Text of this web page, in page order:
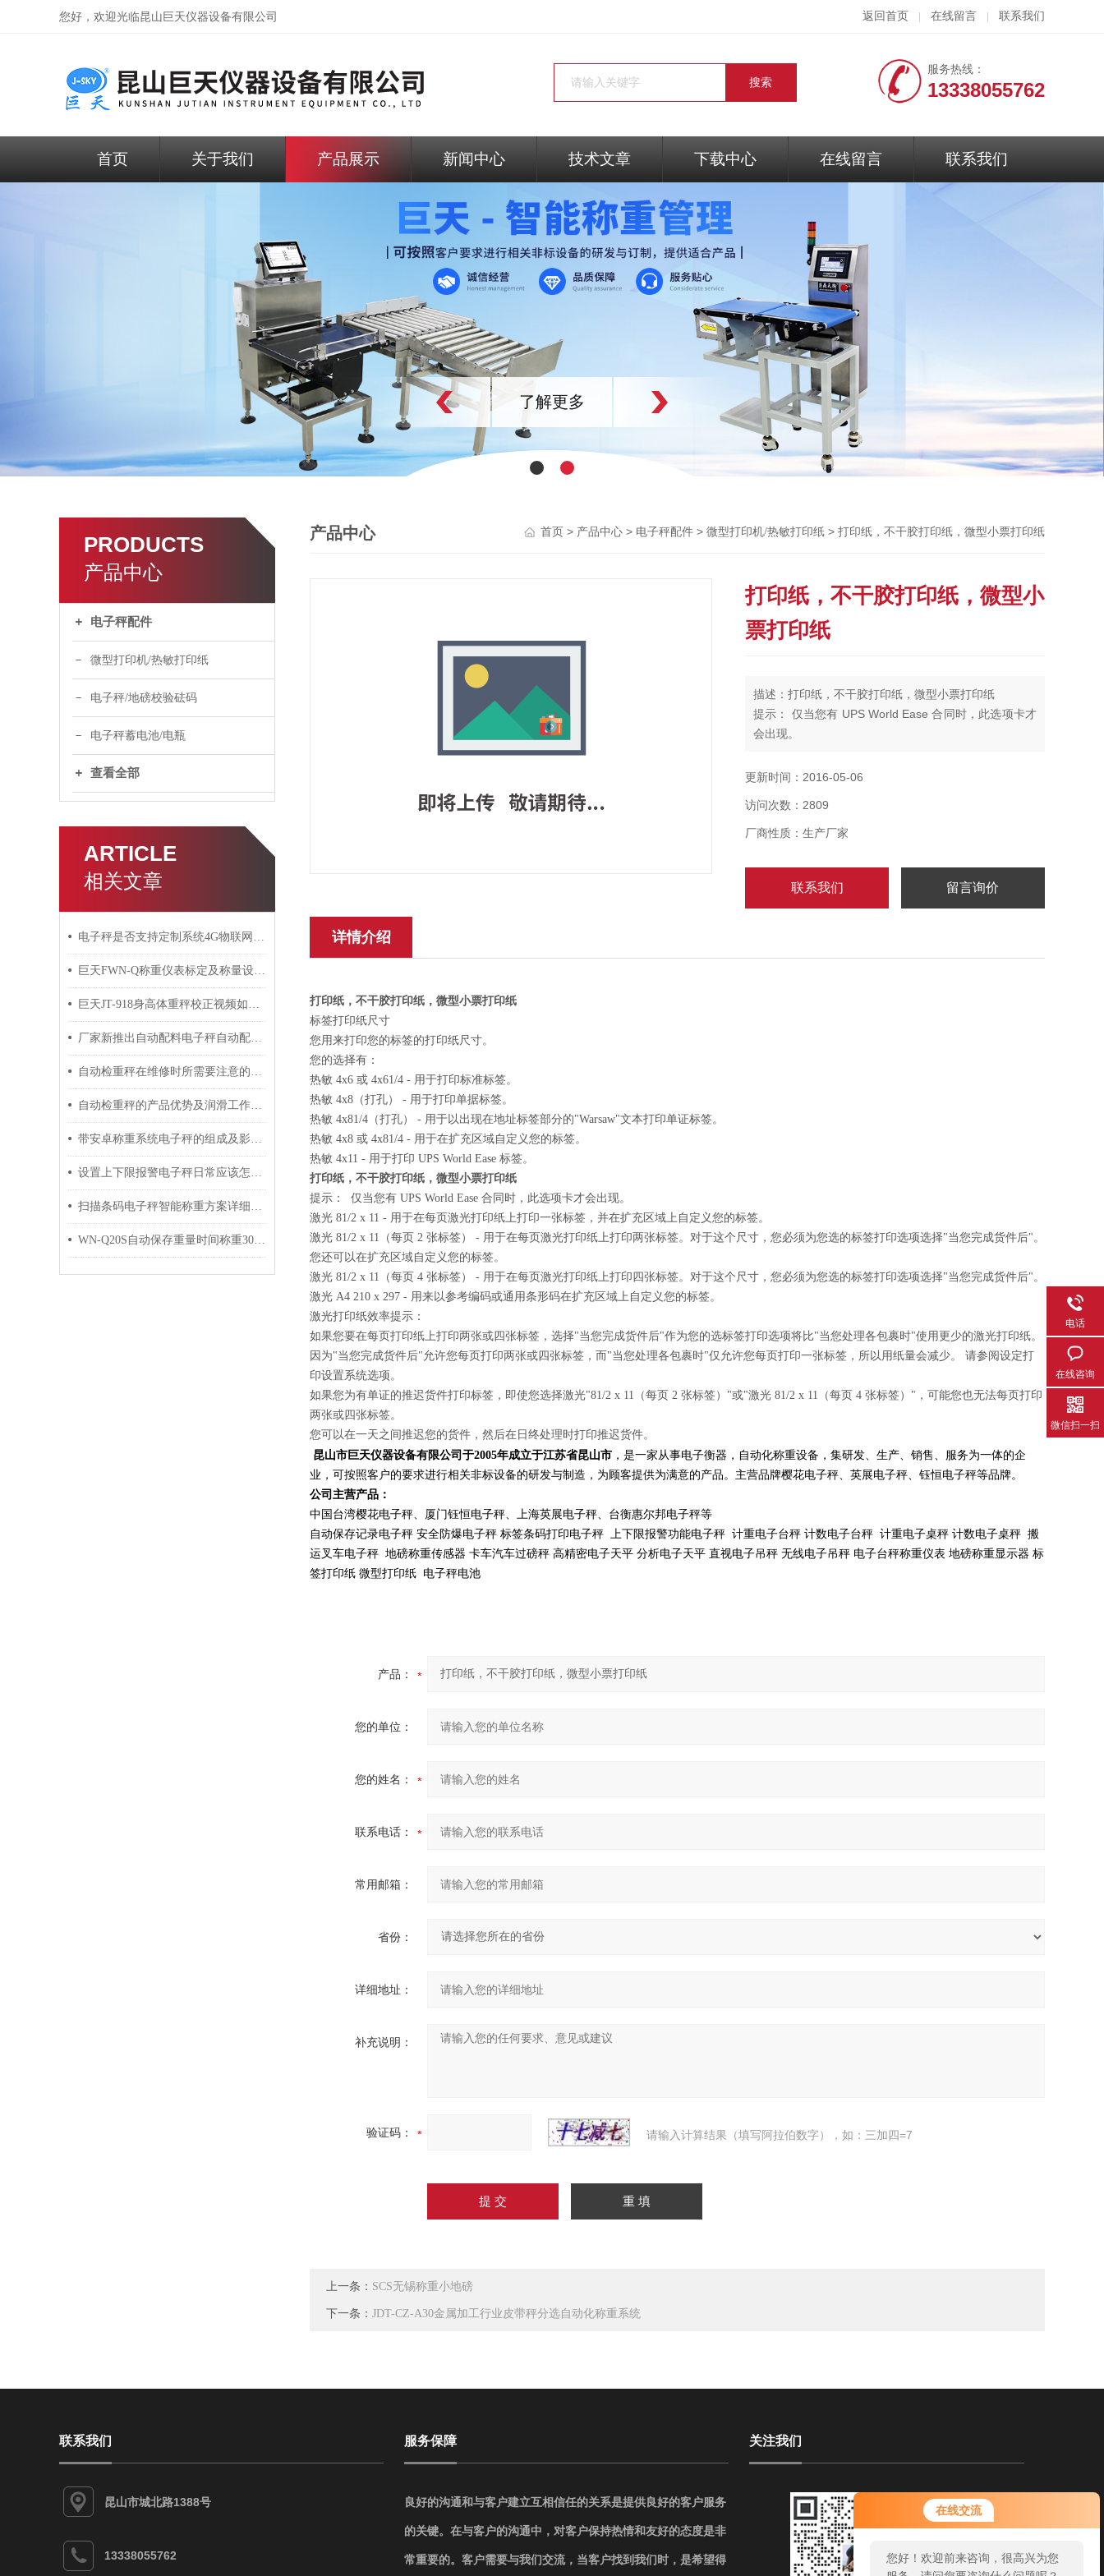
在线交流
您好！欢迎前来咨询，很高兴为您
您好，欢迎光临昆山巨天仪器设备有限公司 返回首页 在线留言 联系我们
服务热线：
13338055762
首页 关于我们 产品展示 新闻中心 技术文章 下载中心 在线留言 联系我们
了解更多 Previous
PRODUCTS
产品中心
电子秤配件
微型打印机/热敏打印纸
电子秤/地磅校验砝码
电子秤蓄电池/电瓶
查看全部
ARTICLE
相关文章
电子秤是否支持定制系统4G物联网上传数据统一管理
巨天FWN-Q称重仪表标定及称量设定操作
巨天JT-918身高体重秤校正视频如何操作
厂家新推出自动配料电子秤自动配方功能
自动检重秤在维修时所需要注意的事项介绍
自动检重秤的产品优势及润滑工作介绍
带安卓称重系统电子秤的组成及影响其精度的因素介绍
设置上下限报警电子秤日常应该怎样维护与保养
扫描条码电子秤智能称重方案详细解析
WN-Q20S自动保存重量时间称重30kg电子秤
产品中心 首页 > 产品中心 > 电子秤配件 > 微型打印机/热敏打印纸 > 打印纸，不干胶打印纸，微型小票打印纸
打印纸，不干胶打印纸，微型小
票打印纸
描述：打印纸，不干胶打印纸，微型小票打印纸
提示： 仅当您有 UPS World Ease 合同时，此选项卡才
会出现。
签，并在扩充区域上自定义您的标签。
纸上打印两张标签。对于这个尺寸，您必须为您选的标
签打印选项选择“当您完成货件后“。您还可以在扩充区
更新时间：2016-05-06
访问次数：2809
厂商性质：生产厂家
联系我们 留言询价
详情介绍
打印纸，不干胶打印纸，微型小票打印纸
标签打印纸尺寸
您用来打印您的标签的打印纸尺寸。
您的选择有：
热敏 4x6 或 4x61/4 - 用于打印标准标签。
热敏 4x8（打孔） - 用于打印单据标签。
热敏 4x81/4（打孔） - 用于以出现在地址标签部分的"Warsaw"文本打印单证标签。
热敏 4x8 或 4x81/4 - 用于在扩充区域自定义您的标签。
热敏 4x11 - 用于打印 UPS World Ease 标签。
打印纸，不干胶打印纸，微型小票打印纸
提示： 仅当您有 UPS World Ease 合同时，此选项卡才会出现。
激光 81/2 x 11 - 用于在每页激光打印纸上打印一张标签，并在扩充区域上自定义您的标签。
激光 81/2 x 11（每页 2 张标签） - 用于在每页激光打印纸上打印两张标签。对于这个尺寸，您必须为您选的标签打印选项选择"当您完成货件后"。
您还可以在扩充区域自定义您的标签。
激光 81/2 x 11（每页 4 张标签） - 用于在每页激光打印纸上打印四张标签。对于这个尺寸，您必须为您选的标签打印选项选择"当您完成货件后"。
激光 A4 210 x 297 - 用来以参考编码或通用条形码在扩充区域上自定义您的标签。
激光打印纸效率提示：
如果您要在每页打印纸上打印两张或四张标签，选择"当您完成货件后"作为您的选标签打印选项将比"当您处理各包裹时"使用更少的激光打印纸。
因为"当您完成货件后"允许您每页打印两张或四张标签，而"当您处理各包裹时"仅允许您每页打印一张标签，所以用纸量会减少。 请参阅设定打
印设置系统选项。
如果您为有单证的推迟货件打印标签，即使您选择激光"81/2 x 11（每页 2 张标签）"或"激光 81/2 x 11（每页 4 张标签）"，可能您也无法每页打印
两张或四张标签。
您可以在一天之间推迟您的货件，然后在日终处理时打印推迟货件。
昆山市巨天仪器设备有限公司于2005年成立于江苏省昆山市 ，是一家从事电子衡器，自动化称重设备，集研发、生产、销售、服务为一体的企
业，可按照客户的要求进行相关非标设备的研发与制造，为顾客提供为满意的产品。主营品牌樱花电子秤、英展电子秤、钰恒电子秤等品牌。
公司主营产品：
中国台湾樱花电子秤、厦门钰恒电子秤、上海英展电子秤、台衡惠尔邦电子秤等
自动保存记录电子秤 安全防爆电子秤 标签条码打印电子秤 上下限报警功能电子秤 计重电子台秤 计数电子台秤 计重电子桌秤 计数电子桌秤 搬
运叉车电子秤 地磅称重传感器 卡车汽车过磅秤 高精密电子天平 分析电子天平 直视电子吊秤 无线电子吊秤 电子台秤称重仪表 地磅称重显示器 标
签打印纸 微型打印纸 电子秤电池
产品：
您的单位：
您的姓名：
联系电话：
常用邮箱：
省份：
详细地址：
补充说明：
验证码： 请输入计算结果（填写阿拉伯数字），如：三加四=7
上一条： SCS无锡称重小地磅
下一条： JDT-CZ-A30金属加工行业皮带秤分选自动化称重系统
联系我们
昆山市城北路1388号
13338055762
服务保障
良好的沟通和与客户建立互相信任的关系是提供良好的客户服务
的关键。在与客户的沟通中，对客户保持热情和友好的态度是非
常重要的。客户需要与我们交流，当客户找到我们时，是希望得
关注我们
电话
在线咨询
微信扫一扫